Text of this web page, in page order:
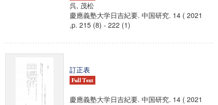
呉, 茂松
慶應義塾大学日吉紀要. 中国研究. 14 ( 2021
,p. 215 (8) - 222 (1)
訂正表
慶應義塾大学日吉紀要. 中国研究. 14 ( 2021